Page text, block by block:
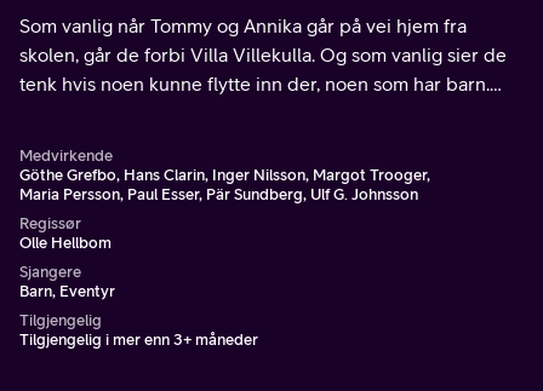
Som vanlig når Tommy og Annika går på vei hjem fra
skolen, går de forbi Villa Villekulla. Og som vanlig sier de
tenk hvis noen kunne flytte inn der, noen som har barn.
Medvirkende
Göthe Grefbo, Hans Clarin, Inger Nilsson, Margot Trooger,
Maria Persson, Paul Esser, Pär Sundberg, Ulf G. Johnsson
Regissør
Olle Hellbom
Sjangere
Barn, Eventyr
Tilgjengelig
Tilgjengelig i mer enn 3+ måneder